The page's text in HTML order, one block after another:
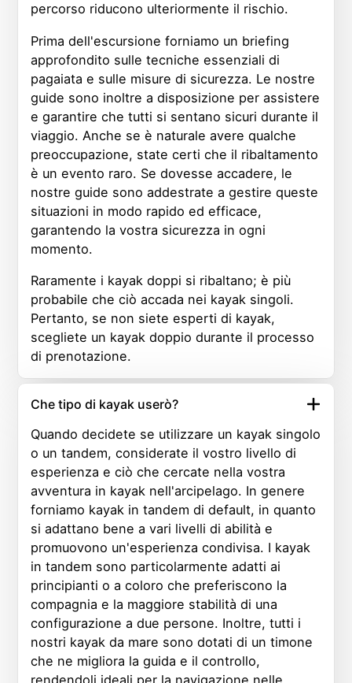
percorso riducono ulteriormente il rischio.
Prima dell'escursione forniamo un briefing
approfondito sulle tecniche essenziali di
pagaiata e sulle misure di sicurezza. Le nostre
guide sono inoltre a disposizione per assistere
e garantire che tutti si sentano sicuri durante il
viaggio. Anche se è naturale avere qualche
preoccupazione, state certi che il ribaltamento
è un evento raro. Se dovesse accadere, le
nostre guide sono addestrate a gestire queste
situazioni in modo rapido ed efficace,
garantendo la vostra sicurezza in ogni
momento.
Raramente i kayak doppi si ribaltano; è più
probabile che ciò accada nei kayak singoli.
Pertanto, se non siete esperti di kayak,
scegliete un kayak doppio durante il processo
di prenotazione.
Che tipo di kayak userò?
Quando decidete se utilizzare un kayak singolo
o un tandem, considerate il vostro livello di
esperienza e ciò che cercate nella vostra
avventura in kayak nell'arcipelago. In genere
forniamo kayak in tandem di default, in quanto
si adattano bene a vari livelli di abilità e
promuovono un'esperienza condivisa. I kayak
in tandem sono particolarmente adatti ai
principianti o a coloro che preferiscono la
compagnia e la maggiore stabilità di una
configurazione a due persone. Inoltre, tutti i
nostri kayak da mare sono dotati di un timone
che ne migliora la guida e il controllo,